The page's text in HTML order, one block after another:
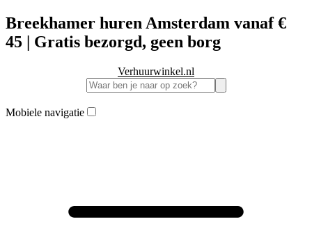
Breekhamer huren Amsterdam vanaf €
45 | Gratis bezorgd, geen borg
Verhuurwinkel.nl
Mobiele navigatie